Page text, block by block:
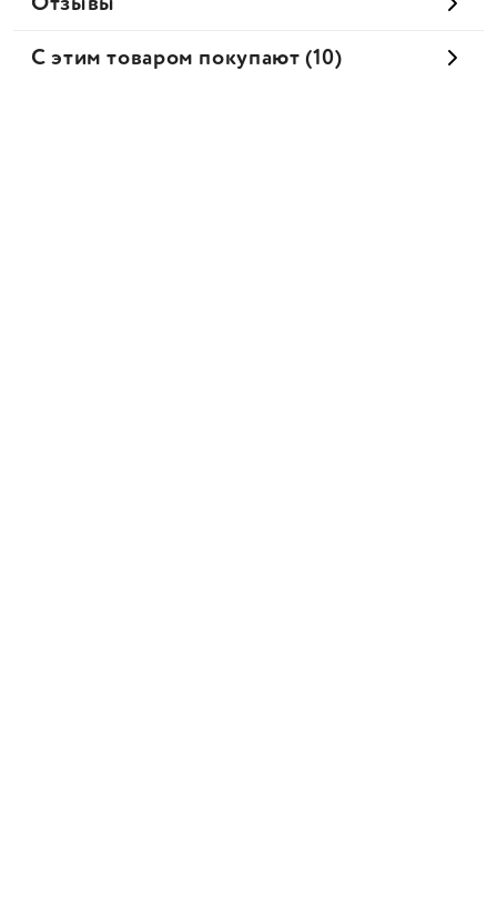
С этим товаром покупают (10)